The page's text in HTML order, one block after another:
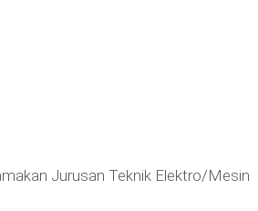
Jurusan Teknik Elektro/Mesin